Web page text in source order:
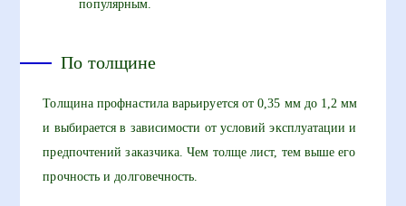
популярным.
По толщине
Толщина профнастила варьируется от 0,35 мм до 1,2 мм
и выбирается в зависимости от условий эксплуатации и
предпочтений заказчика. Чем толще лист, тем выше его
прочность и долговечность.